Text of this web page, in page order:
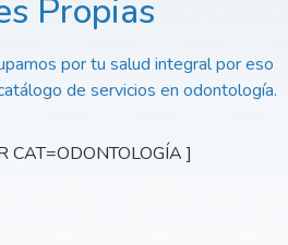
Propias
por tu salud integral por eso
de servicios en odontología.
CAT=ODONTOLOGÍA ]